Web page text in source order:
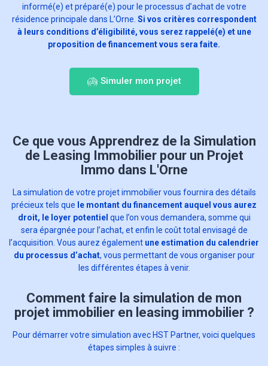
informé(e) et préparé(e) pour le processus d’achat de votre
résidence principale dans L’Orne. Si vos critères correspondent
à leurs conditions d’éligibilité, vous serez rappelé(e) et une
proposition de financement vous sera faite.
Simuler mon projet
Ce que vous Apprendrez de la Simulation
de Leasing Immobilier pour un Projet
Immo dans L'Orne
La simulation de votre projet immobilier vous fournira des détails
précieux tels que le montant du financement auquel vous aurez
droit, le loyer potentiel que l’on vous demandera, somme qui
sera épargnée pour l’achat, et enfin le coût total envisagé de
l’acquisition. Vous aurez également une estimation du calendrier
du processus d’achat, vous permettant de vous organiser pour
les différentes étapes à venir.
Comment faire la simulation de mon
projet immobilier en leasing immobilier ?
Pour démarrer votre simulation avec HST Partner, voici quelques
étapes simples à suivre :